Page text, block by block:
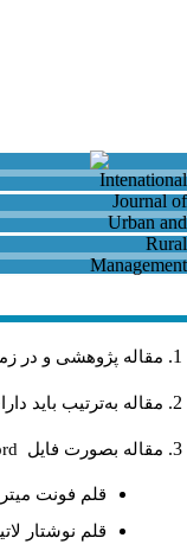
مقاله پژوهشی و در
مقاله به‌ترتیب باید
مقاله بصورت فايل
قلم فونت ميترا
قلم نوشتار